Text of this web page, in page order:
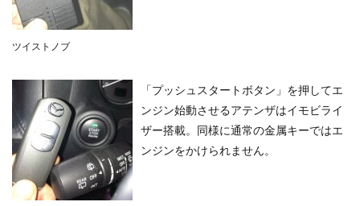
ツイストノブ
「プッシュスタートボタン」を押してエ
ンジン始動させるアテンザはイモビライ
ザー搭載。同様に通常の金属キーではエ
ンジンをかけられません。